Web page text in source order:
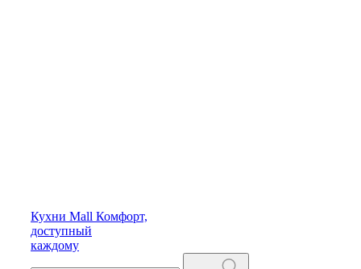
Кухни Mall Комфорт,
доступный
каждому